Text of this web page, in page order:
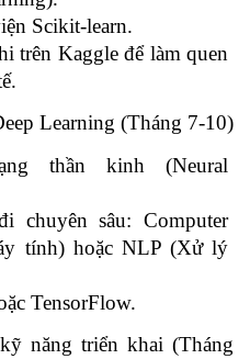
Scikit-learn.
trên Kaggle để làm quen
Learning (Tháng 7-10)
thần kinh (Neural
chuyên sâu: Computer
tính) hoặc NLP (Xử lý
TensorFlow.
năng triển khai (Tháng